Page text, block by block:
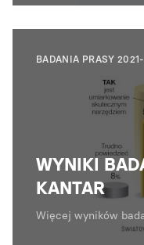
BADANIA PRASY
WYNIKI
KANTAR
Więcej wyników